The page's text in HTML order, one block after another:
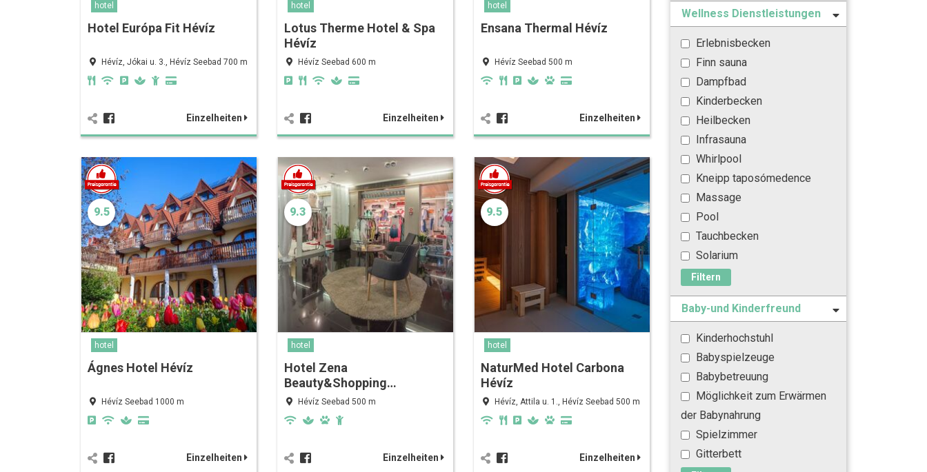
hotel
Hotel Európa Fit Hévíz
Hévíz, Jókai u. 3., Hévíz Seebad 700 m
Einzelheiten
hotel
Lotus Therme Hotel & Spa
Hévíz
Hévíz Seebad 600 m
Einzelheiten
hotel
Ensana Thermal Hévíz
Hévíz Seebad 500 m
Einzelheiten
9.5
hotel
Ágnes Hotel Hévíz
Hévíz Seebad 1000 m
Einzelheiten
9.3
hotel
Hotel Zena
Beauty&Shopping…
Hévíz Seebad 500 m
Einzelheiten
9.5
hotel
NaturMed Hotel Carbona
Hévíz
Hévíz, Attila u. 1., Hévíz Seebad 500 m
Einzelheiten
Wellness Dienstleistungen
Erlebnisbecken
Finn sauna
Dampfbad
Kinderbecken
Heilbecken
Infrasauna
Whirlpool
Kneipp taposómedence
Massage
Pool
Tauchbecken
Solarium
Filtern
Baby-und Kinderfreund
Kinderhochstuhl
Babyspielzeuge
Babybetreuung
Möglichkeit zum Erwärmen
der Babynahrung
Spielzimmer
Gitterbett